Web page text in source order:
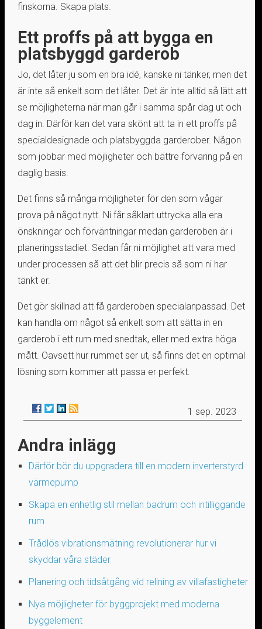
finskorna. Skapa plats.
Ett proffs på att bygga en
platsbyggd garderob
Jo, det låter ju som en bra idé, kanske ni tänker, men det
är inte så enkelt som det låter. Det är inte alltid så lätt att
se möjligheterna när man går i samma spår dag ut och
dag in. Därför kan det vara skönt att ta in ett proffs på
specialdesignade och platsbyggda garderober. Någon
som jobbar med möjligheter och bättre förvaring på en
daglig basis.
Det finns så många möjligheter för den som vågar
prova på något nytt. Ni får såklart uttrycka alla era
önskningar och förväntningar medan garderoben är i
planeringsstadiet. Sedan får ni möjlighet att vara med
under processen så att det blir precis så som ni har
tänkt er.
Det gör skillnad att få garderoben specialanpassad. Det
kan handla om något så enkelt som att sätta in en
garderob i ett rum med snedtak, eller med extra höga
mått. Oavsett hur rummet ser ut, så finns det en optimal
lösning som kommer att passa er perfekt.
1 sep. 2023
Andra inlägg
Därför bör du uppgradera till en modern inverterstyrd
värmepump
Skapa en enhetlig stil mellan badrum och intilliggande
rum
Trådlös vibrationsmätning revolutionerar hur vi
skyddar våra städer
Planering och tidsåtgång vid relining av villafastigheter
Nya möjligheter för byggprojekt med moderna
byggelement